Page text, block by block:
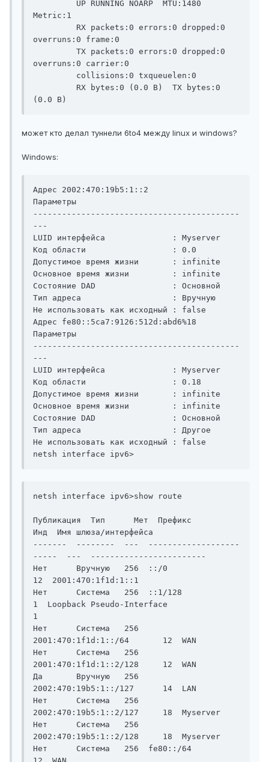
Metric:1
overruns:0 frame:0
overruns:0 carrier:0
(0.0 B)
может кто делал туннели 6to4 между linux и windows?
Windows:
Адрес 2002:470:19b5:1::2
Параметры
-------------------------------------------
---
LUID интерфейса              : Myserver
Код области                  : 0.0
Допустимое время жизни       : infinite
Основное время жизни         : infinite
Состояние DAD                : Основной
Тип адреса                   : Вручную
Не использовать как исходный : false
Адрес fe80::5ca7:9126:512d:abd6%18
Параметры
-------------------------------------------
---
LUID интерфейса              : Myserver
Код области                  : 0.18
Допустимое время жизни       : infinite
Основное время жизни         : infinite
Состояние DAD                : Основной
Тип адреса                   : Другое
Не использовать как исходный : false
netsh interface ipv6>
netsh interface ipv6>show route
Публикация  Тип      Мет  Префикс
Инд  Имя шлюза/интерфейса
-------  --------  ---  -------------------
-----  ---  ------------------------
Нет      Вручную   256  ::/0
12  2001:470:1f1d:1::1
Нет      Система   256  ::1/128
1  Loopback Pseudo-Interface
1
Нет      Система   256
2001:470:1f1d:1::/64       12  WAN
Нет      Система   256
2001:470:1f1d:1::2/128     12  WAN
Да       Вручную   256
2002:470:19b5:1::/127      14  LAN
Нет      Система   256
2002:470:19b5:1::2/127     18  Myserver
Нет      Система   256
2002:470:19b5:1::2/128     18  Myserver
Нет      Система   256  fe80::/64